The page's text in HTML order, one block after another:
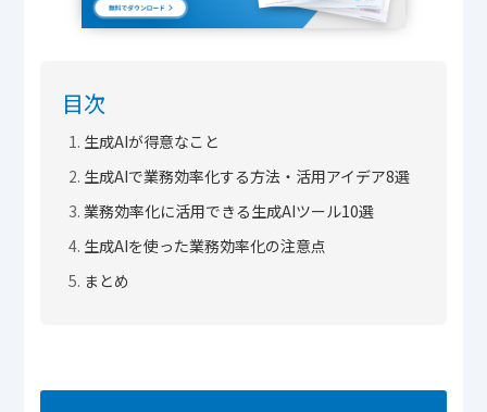
目次
生成AIが得意なこと
生成AIで業務効率化する方法・活用アイデア8選
業務効率化に活用できる生成AIツール10選
生成AIを使った業務効率化の注意点
まとめ